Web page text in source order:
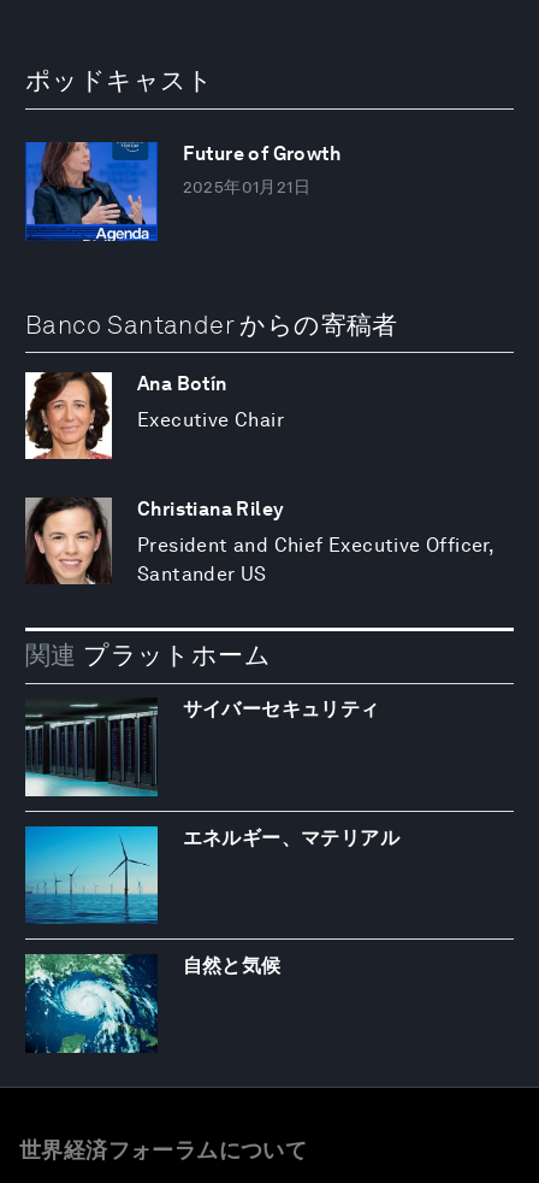
ポッドキャスト
Future of Growth
2025年01月21日
Banco Santander からの寄稿者
Ana Botín
Executive Chair
Christiana Riley
President and Chief Executive Officer,
Santander US
関連 プラットホーム
サイバーセキュリティ
エネルギー、マテリアル
自然と気候
世界経済フォーラムについて